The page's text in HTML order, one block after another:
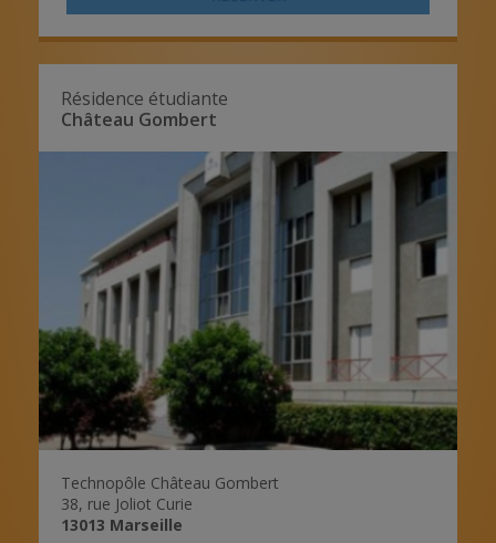
Résidence étudiante
Château Gombert
Technopôle Château Gombert
38, rue Joliot Curie
13013 Marseille